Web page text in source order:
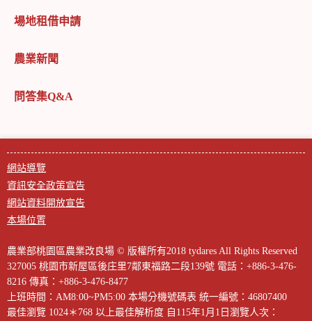
場地租借申請
農業新聞
問答集Q&A
網站導覽
資訊安全政策宣告
網站資料開放宣告
本場位置
農業部桃園區農業改良場 © 版權所有2018 tydares All Rights Reserved
327005 桃園市新屋區後庄里7鄰東福路二段139號 電話：+886-3-476-
8216 傳真：+886-3-476-8477
上班時間：AM8:00~PM5:00 本場分機號碼表 統一編號：46807400
最佳瀏覽 1024＊768 以上最佳解析度 自115年1月1日瀏覽人次：